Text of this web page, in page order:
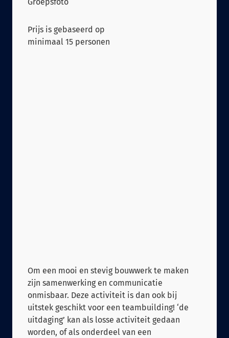
Groepsfoto
Prijs is gebaseerd op
minimaal 15 personen
Om een mooi en stevig bouwwerk te maken
zijn samenwerking en communicatie
onmisbaar. Deze activiteit is dan ook bij
uitstek geschikt voor een teambuilding! ‘de
uitdaging’ kan als losse activiteit gedaan
worden, of als onderdeel van een